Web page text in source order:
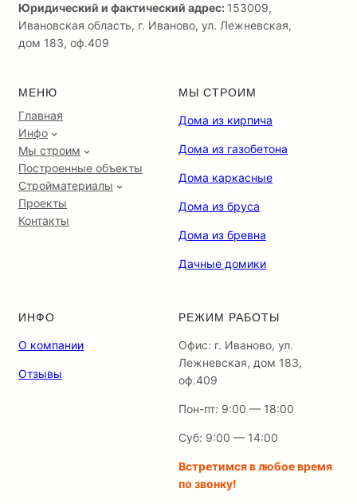
Юридический и фактический адрес: 153009,
Ивановская область, г. Иваново, ул. Лежневская,
дом 183, оф.409
МЕНЮ
Главная
Инфо
Мы строим
Построенные объекты
Стройматериалы
Проекты
Контакты
МЫ СТРОИМ
Дома из кирпича
Дома из газобетона
Дома каркасные
Дома из бруса
Дома из бревна
Дачные домики
ИНФО
О компании
Отзывы
РЕЖИМ РАБОТЫ
Офис: г. Иваново, ул.
Лежневская, дом 183,
оф.409
Пон-пт: 9:00 — 18:00
Суб: 9:00 — 14:00
Встретимся в любое время
по звонку!